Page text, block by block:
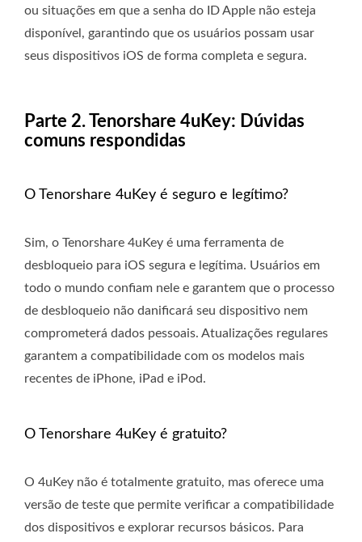
ou situações em que a senha do ID Apple não esteja
disponível, garantindo que os usuários possam usar
seus dispositivos iOS de forma completa e segura.
Parte 2. Tenorshare 4uKey: Dúvidas
comuns respondidas
O Tenorshare 4uKey é seguro e legítimo?
Sim, o Tenorshare 4uKey é uma ferramenta de
desbloqueio para iOS segura e legítima. Usuários em
todo o mundo confiam nele e garantem que o processo
de desbloqueio não danificará seu dispositivo nem
comprometerá dados pessoais. Atualizações regulares
garantem a compatibilidade com os modelos mais
recentes de iPhone, iPad e iPod.
O Tenorshare 4uKey é gratuito?
O 4uKey não é totalmente gratuito, mas oferece uma
versão de teste que permite verificar a compatibilidade
dos dispositivos e explorar recursos básicos. Para